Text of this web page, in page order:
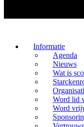
Informatie
Agenda
Nieuws
Wat is
Word lid
Word